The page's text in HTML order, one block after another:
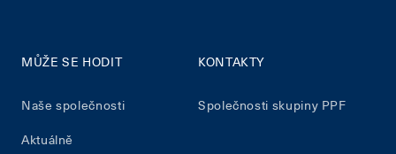
MŮŽE SE HODIT
Naše společnosti
Aktuálně
KONTAKTY
Společnosti skupiny PPF